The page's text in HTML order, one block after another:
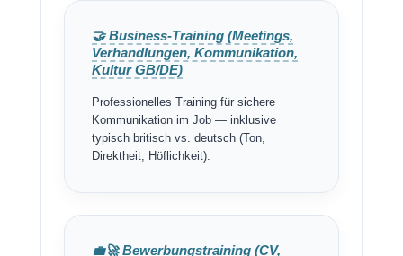
🤝 Business-Training (Meetings,
Verhandlungen, Kommunikation,
Kultur GB/DE)
Professionelles Training für sichere
Kommunikation im Job — inklusive
typisch britisch vs. deutsch (Ton,
Direktheit, Höflichkeit).
💼🚀 Bewerbungstraining (CV,